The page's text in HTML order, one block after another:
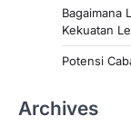
Bagaimana
Kekuatan
Potensi
Archives